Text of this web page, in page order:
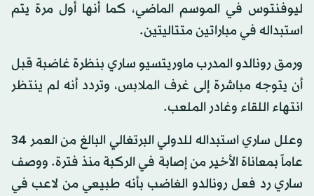
ليوفنتوس في الموسم الماضي، كما أنها أول مرة يتم
استبداله في مباراتين متتاليتين.
ورمق رونالدو المدرب ماوريتسيو ساري بنظرة غاضبة قبل
أن يتوجه مباشرة إلى غرف الملابس، وتردد أنه لم ينتظر
انتهاء اللقاء وغادر الملعب.
وعلل ساري استبداله للدولي البرتغالي البالغ من العمر 34
عاماً بمعاناة الأخير من إصابة في الركبة منذ فترة. ووصف
ساري رد فعل رونالدو الغاضب بأنه طبيعي من لاعب في